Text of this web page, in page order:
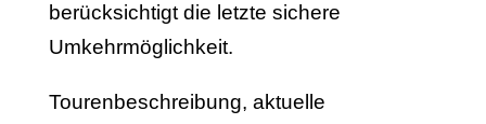
berücksichtigt die letzte sichere
Umkehrmöglichkeit.
Tourenbeschreibung, aktuelle